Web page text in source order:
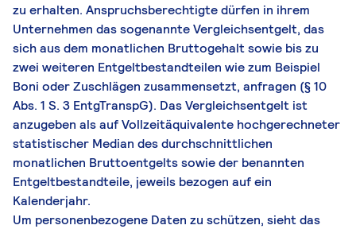
zu erhalten. Anspruchsberechtigte dürfen in ihrem
Unternehmen das sogenannte Vergleichsentgelt, das
sich aus dem monatlichen Bruttogehalt sowie bis zu
zwei weiteren Entgeltbestandteilen wie zum Beispiel
Boni oder Zuschlägen zusammensetzt, anfragen (§ 10
Abs. 1 S. 3 EntgTranspG). Das Vergleichsentgelt ist
anzugeben als auf Vollzeitäquivalente hochgerechneter
statistischer Median des durchschnittlichen
monatlichen Bruttoentgelts sowie der benannten
Entgeltbestandteile, jeweils bezogen auf ein
Kalenderjahr.
Um personenbezogene Daten zu schützen, sieht das